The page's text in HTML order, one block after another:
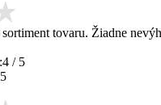
tovaru. Žiadne
4 / 5